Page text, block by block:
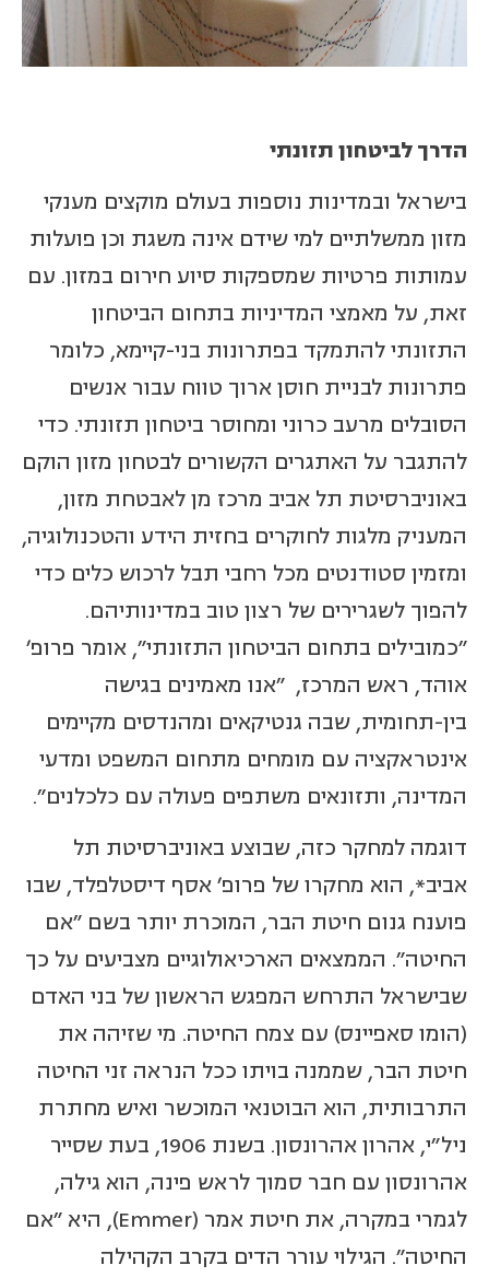
הדרך לביטחון תזונתי
בישראל ובמדינות נוספות בעולם מוקצים מענקי
מזון ממשלתיים למי שידם אינה משגת וכן פועלות
עמותות פרטיות שמספקות סיוע חירום במזון. עם
זאת, על מאמצי המדיניות בתחום הביטחון
התזונתי להתמקד בפתרונות בני-קיימא, כלומר
פתרונות לבניית חוסן ארוך טווח עבור אנשים
הסובלים מרעב כרוני ומחוסר ביטחון תזונתי. כדי
להתגבר על האתגרים הקשורים לבטחון מזון הוקם
באוניברסיטת תל אביב מרכז מן לאבטחת מזון,
המעניק מלגות לחוקרים בחזית הידע והטכנולוגיה,
ומזמין סטודנטים מכל רחבי תבל לרכוש כלים כדי
להפוך לשגרירים של רצון טוב במדינותיהם.
"כמובילים בתחום הביטחון התזונתי", אומר פרופ'
אוהד, ראש המרכז, "אנו מאמינים בגישה
בין-תחומית, שבה גנטיקאים ומהנדסים מקיימים
אינטראקציה עם מומחים מתחום המשפט ומדעי
המדינה, ותזונאים משתפים פעולה עם כלכלנים".
דוגמה למחקר כזה, שבוצע באוניברסיטת תל
אביב*, הוא מחקרו של פרופ' אסף דיסטלפלד, שבו
פוענח גנום חיטת הבר, המוכרת יותר בשם "אם
החיטה". הממצאים הארכיאולוגיים מצביעים על כך
שבישראל התרחש המפגש הראשון של בני האדם
(הומו סאפיינס) עם צמח החיטה. מי שזיהה את
חיטת הבר, שממנה בויתו ככל הנראה זני החיטה
התרבותית, הוא הבוטנאי המוכשר ואיש מחתרת
ניל"י, אהרון אהרונסון. בשנת 1906, בעת שסייר
אהרונסון עם חבר סמוך לראש פינה, הוא גילה,
לגמרי במקרה, את חיטת אמר (Emmer), היא "אם
החיטה". הגילוי עורר הדים בקרב הקהילה